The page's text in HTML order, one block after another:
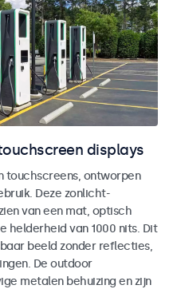
displays
touchscreens, ontworpen
Deze zonlicht-
van een mat, optisch
helderheid van 1000 nits. Dit
beeld zonder reflecties,
De outdoor
metalen behuizing en zijn